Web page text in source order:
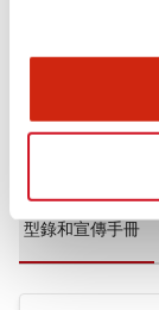
文件和檔案
型錄和宣傳手冊